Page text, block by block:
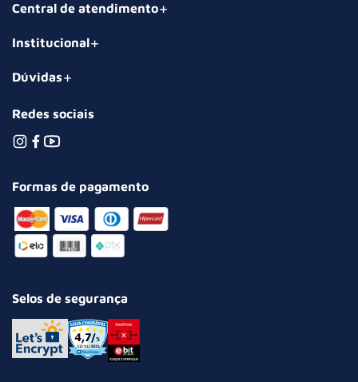
Central de atendimento
Institucional
Dúvidas
Redes sociais
Formas de pagamento
Selos de segurança